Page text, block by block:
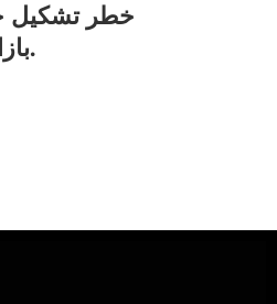
بازار املاک دبی کم است.